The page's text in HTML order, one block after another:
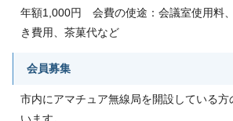
年額1,000円 会費の使途：会議室使用料
き費用、茶菓代など
会員募集
市内にアマチュア無線局を開設している方